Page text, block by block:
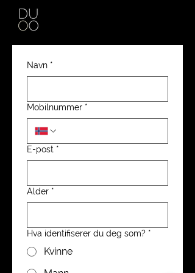
Navn *
Mobilnummer *
E-post *
Alder *
Hva identifiserer du deg som? *
Kvinne